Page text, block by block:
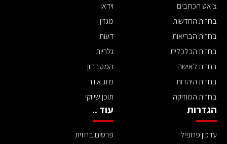
צ'אט הכתבים
בחזית החדשות
בחזית הבריאות
בחזית הכלכלית
בחזית לאישה
בחזית היהדות
בחזית המוזיקה
וידאו
מגזין
דעות
גלריות
המטבחון
מזג אוויר
תוכן שיווקי
הגדרות
עדכון פרופיל
עוד ..
פרסום בחזית